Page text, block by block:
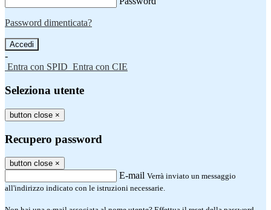
Password dimenticata?
-
Entra con SPID Entra con CIE
Seleziona utente
button close ×
Recupero password
button close ×
E-mail Verrà inviato un messaggio
all'indirizzo indicato con le istruzioni necessarie.